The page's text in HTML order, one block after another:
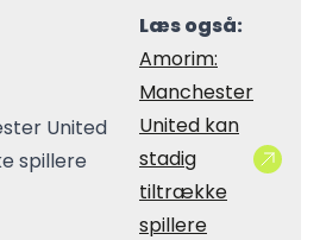
Læs også:
Amorim:
Manchester
United kan
stadig
tiltrække
spillere